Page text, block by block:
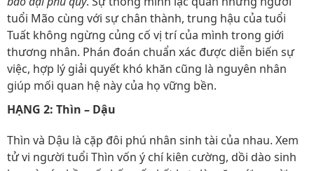
tuổi Mão cùng với sự chân thành, trung hậu của tuổi
Tuất không ngừng củng cố vị trí của mình trong giới
thương nhân. Phán đoán chuẩn xác được diễn biến sự
việc, hợp lý giải quyết khó khăn cũng là nguyên nhân
giúp mối quan hệ này của họ vững bền.
HẠNG 2: Thìn – Dậu
Thìn và Dậu là cặp đôi phú nhân sinh tài của nhau. Xem
tử vi người tuổi Thìn vốn ý chí kiên cường, dồi dào sinh